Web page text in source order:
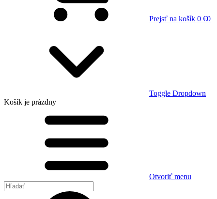
Prejsť na košík 0 €0
Toggle Dropdown
Košík je prázdny
Otvoriť menu